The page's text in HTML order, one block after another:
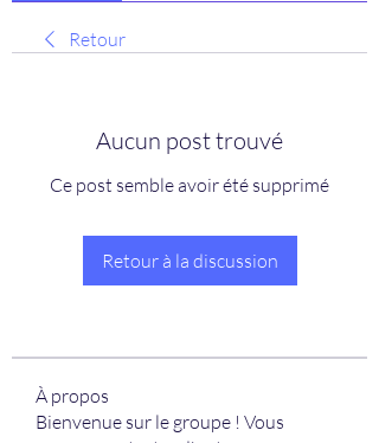
Retour
Aucun post trouvé
Ce post semble avoir été supprimé
Retour à la discussion
À propos
Bienvenue sur le groupe ! Vous